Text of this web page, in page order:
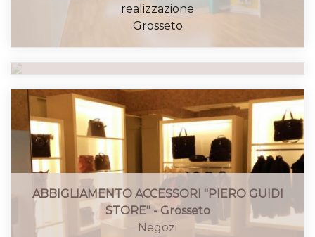
realizzazione
Grosseto
Negozi
ABBIGLIAMENTO ACCESSORI "PIERO GUIDI
STORE" - Grosseto
Negozi